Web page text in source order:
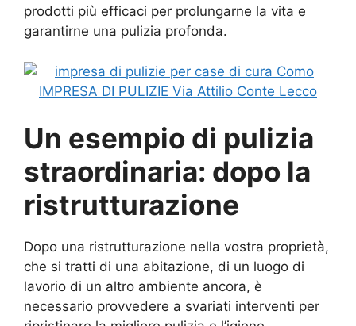
prodotti più efficaci per prolungarne la vita e
garantirne una pulizia profonda.
IMPRESA DI PULIZIE Via Attilio Conte Lecco
Un esempio di pulizia
straordinaria: dopo la
ristrutturazione
Dopo una ristrutturazione nella vostra proprietà,
che si tratti di una abitazione, di un luogo di
lavorio di un altro ambiente ancora, è
necessario provvedere a svariati interventi per